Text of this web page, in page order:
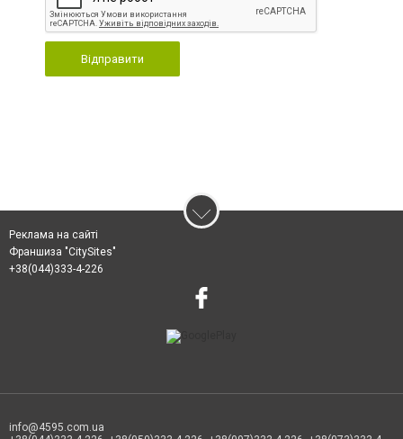
Відправити
Реклама на сайті
Франшиза "CitySites"
+38(044)333-4-226
info@4595.com.ua